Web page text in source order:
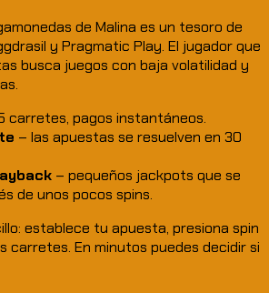
de Malina es un tesoro de
y Pragmatic Play. El jugador que
busca juegos con baja volatilidad y
carretes, pagos instantáneos.
– las apuestas se resuelven en 30
– pequeños jackpots que se
de unos pocos spins.
establece tu apuesta, presiona spin
carretes. En minutos puedes decidir si